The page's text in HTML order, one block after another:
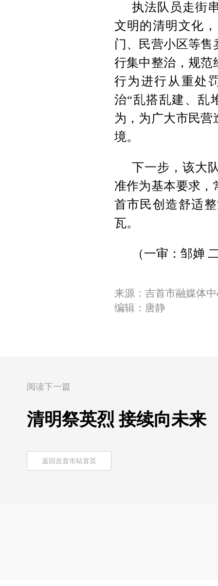
执法队员走街
文明的清明文化
门、民营小区等
行集中整治，规范
行为进行从重处
治“乱搭乱建、乱
为，为广大市民
境。
下一步，该大
准作为基本要求
首市民创造舒适
瓦。
（一审：邹婵
来源：吉首市融媒体
编辑：唐静
阅读下一篇
清明祭英烈 接续向未来
返回吉首市站首页